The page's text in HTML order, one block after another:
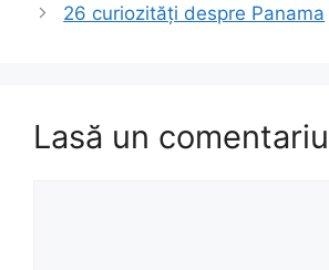
26 curiozități despre Panama
Lasă un comentariu